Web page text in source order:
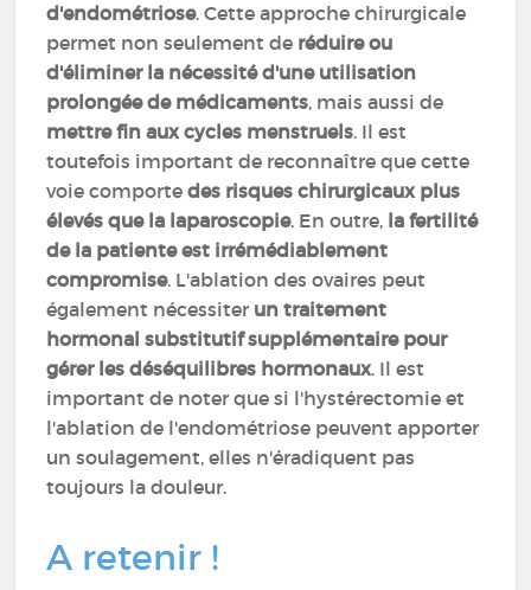
d'endométriose. Cette approche chirurgicale
permet non seulement de réduire ou
d'éliminer la nécessité d'une utilisation
prolongée de médicaments, mais aussi de
mettre fin aux cycles menstruels. Il est
toutefois important de reconnaître que cette
voie comporte des risques chirurgicaux plus
élevés que la laparoscopie. En outre, la fertilité
de la patiente est irrémédiablement
compromise. L'ablation des ovaires peut
également nécessiter un traitement
hormonal substitutif supplémentaire pour
gérer les déséquilibres hormonaux. Il est
important de noter que si l'hystérectomie et
l'ablation de l'endométriose peuvent apporter
un soulagement, elles n'éradiquent pas
toujours la douleur.
A retenir !